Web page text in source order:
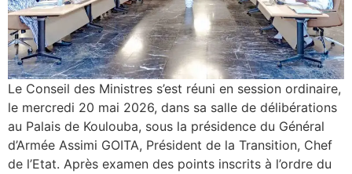
Le Conseil des Ministres s’est réuni en session ordinaire,
le mercredi 20 mai 2026, dans sa salle de délibérations
au Palais de Koulouba, sous la présidence du Général
d’Armée Assimi GOITA, Président de la Transition, Chef
de l’Etat. Après examen des points inscrits à l’ordre du